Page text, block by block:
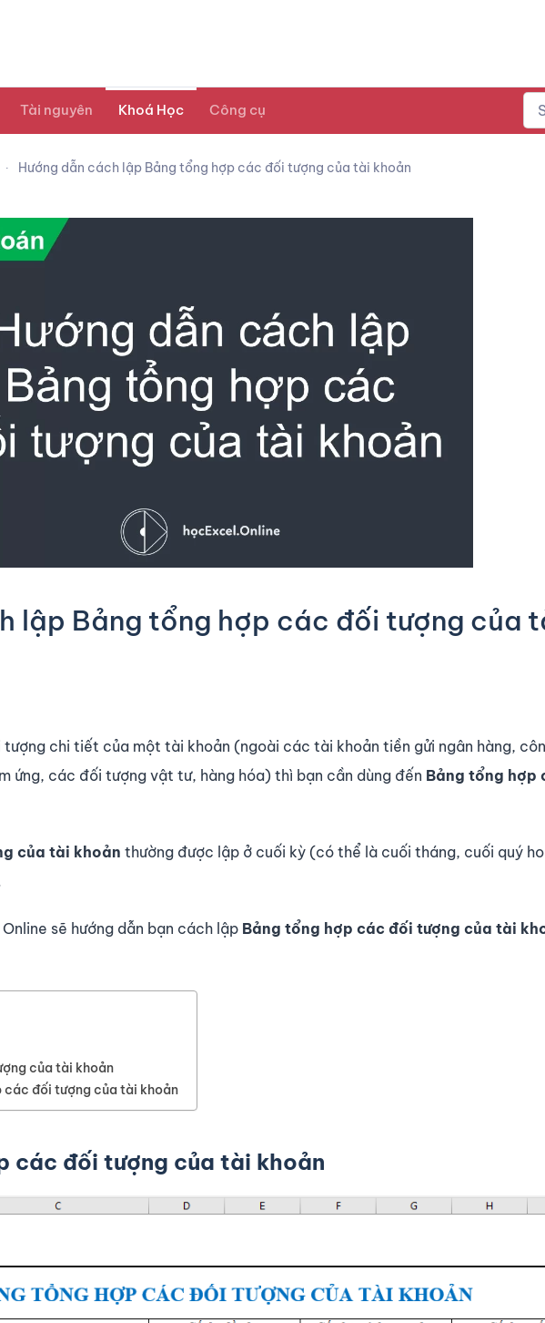
Tài nguyên Khoá Học Công cụ
Hướng dẫn cách lập Bảng tổng hợp các đối tượng của tài khoản
lập Bảng tổng hợp các đối tượng của
chi tiết của một tài khoản (ngoài các tài khoản tiền gửi ngân hàng,
ứng, các đối tượng vật tư, hàng hóa) thì bạn cần dùng đến Bảng tổng hợp
của tài khoản thường được lập ở cuối kỳ (có thể là cuối tháng, cuối quý
sẽ hướng dẫn bạn cách lập Bảng tổng hợp các đối tượng của tài
của tài khoản
các đối tượng của tài khoản
các đối tượng của tài khoản